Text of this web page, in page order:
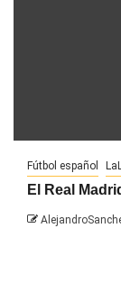
Fútbol español
El Real